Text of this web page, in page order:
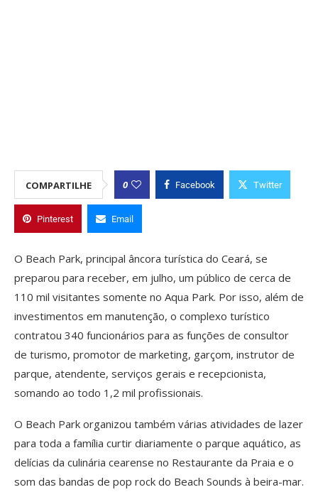
COMPARTILHE 0 Facebook Twitter
Pinterest Email
O Beach Park, principal âncora turística do Ceará, se
preparou para receber, em julho, um público de cerca de
110 mil visitantes somente no Aqua Park. Por isso, além de
investimentos em manutenção, o complexo turístico
contratou 340 funcionários para as funções de consultor
de turismo, promotor de marketing, garçom, instrutor de
parque, atendente, serviços gerais e recepcionista,
somando ao todo 1,2 mil profissionais.
O Beach Park organizou também várias atividades de lazer
para toda a família curtir diariamente o parque aquático, as
delícias da culinária cearense no Restaurante da Praia e o
som das bandas de pop rock do Beach Sounds à beira-mar.